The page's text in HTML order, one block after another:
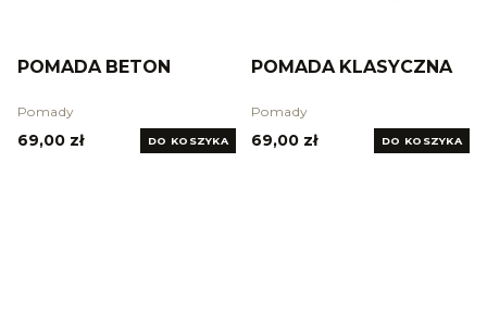
POMADA BETON
Pomady
69,00 zł DO KOSZYKA
POMADA KLASYCZNA
Pomady
69,00 zł DO KOSZYKA